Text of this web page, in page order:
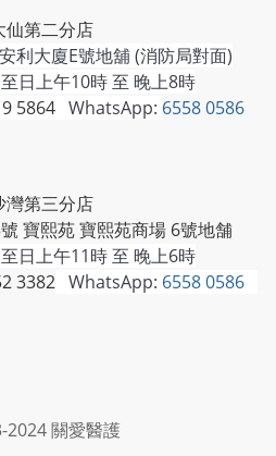
仙第二分店
利大廈E號地舖 (消防局對面)
日上午10時 至 晚上8時
5864WhatsApp: 6558 0586
灣第三分店
寶熙苑 寶熙苑商場 6號地舗
日上午11時 至 晚上6時
3382WhatsApp: 6558 0586
關愛醫護